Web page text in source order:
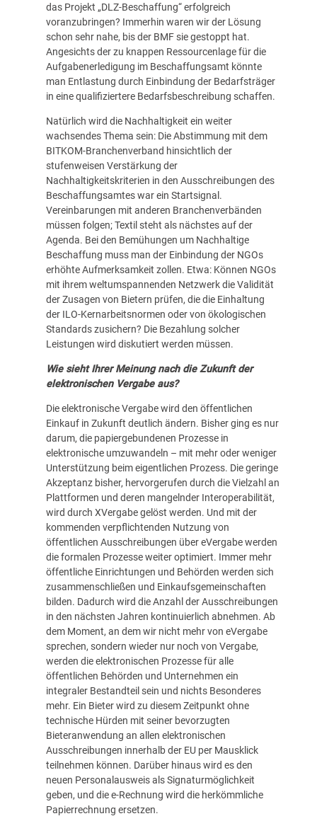
das Projekt „DLZ-Beschaffung“ erfolgreich
voranzubringen? Immerhin waren wir der Lösung
schon sehr nahe, bis der BMF sie gestoppt hat.
Angesichts der zu knappen Ressourcenlage für die
Aufgabenerledigung im Beschaffungsamt könnte
man Entlastung durch Einbindung der Bedarfsträger
in eine qualifiziertere Bedarfsbeschreibung schaffen.
Natürlich wird die Nachhaltigkeit ein weiter
wachsendes Thema sein: Die Abstimmung mit dem
BITKOM-Branchenverband hinsichtlich der
stufenweisen Verstärkung der
Nachhaltigkeitskriterien in den Ausschreibungen des
Beschaffungsamtes war ein Startsignal.
Vereinbarungen mit anderen Branchenverbänden
müssen folgen; Textil steht als nächstes auf der
Agenda. Bei den Bemühungen um Nachhaltige
Beschaffung muss man der Einbindung der NGOs
erhöhte Aufmerksamkeit zollen. Etwa: Können NGOs
mit ihrem weltumspannenden Netzwerk die Validität
der Zusagen von Bietern prüfen, die die Einhaltung
der ILO-Kernarbeitsnormen oder von ökologischen
Standards zusichern? Die Bezahlung solcher
Leistungen wird diskutiert werden müssen.
Wie sieht Ihrer Meinung nach die Zukunft der
elektronischen Vergabe aus?
Die elektronische Vergabe wird den öffentlichen
Einkauf in Zukunft deutlich ändern. Bisher ging es nur
darum, die papiergebundenen Prozesse in
elektronische umzuwandeln – mit mehr oder weniger
Unterstützung beim eigentlichen Prozess. Die geringe
Akzeptanz bisher, hervorgerufen durch die Vielzahl an
Plattformen und deren mangelnder Interoperabilität,
wird durch XVergabe gelöst werden. Und mit der
kommenden verpflichtenden Nutzung von
öffentlichen Ausschreibungen über eVergabe werden
die formalen Prozesse weiter optimiert. Immer mehr
öffentliche Einrichtungen und Behörden werden sich
zusammenschließen und Einkaufsgemeinschaften
bilden. Dadurch wird die Anzahl der Ausschreibungen
in den nächsten Jahren kontinuierlich abnehmen. Ab
dem Moment, an dem wir nicht mehr von eVergabe
sprechen, sondern wieder nur noch von Vergabe,
werden die elektronischen Prozesse für alle
öffentlichen Behörden und Unternehmen ein
integraler Bestandteil sein und nichts Besonderes
mehr. Ein Bieter wird zu diesem Zeitpunkt ohne
technische Hürden mit seiner bevorzugten
Bieteranwendung an allen elektronischen
Ausschreibungen innerhalb der EU per Mausklick
teilnehmen können. Darüber hinaus wird es den
neuen Personalausweis als Signaturmöglichkeit
geben, und die e-Rechnung wird die herkömmliche
Papierrechnung ersetzen.